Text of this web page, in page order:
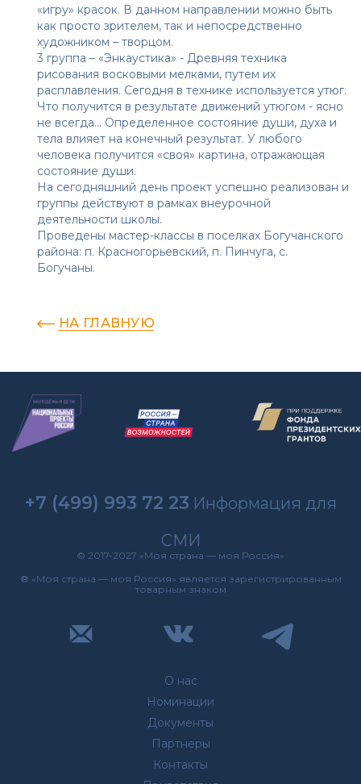
«игру» красок. В данном направлении можно быть
как просто зрителем, так и непосредственно
художником – творцом.
3 группа – «Энкаустика» - Древняя техника
рисования восковыми мелками, путем их
расплавления. Сегодня в технике используется утюг.
Что получится в результате движений утюгом - ясно
не всегда... Определенное состояние души, духа и
тела влияет на конечный результат. У любого
человека получится «своя» картина, отражающая
состояние души.
На сегодняшний день проект успешно реализован и
группы действуют в рамках внеурочной
деятельности школы.
Проведены мастер-классы в поселках Богучанского
района: п. Красногорьевский, п. Пинчуга, с.
Богучаны.
НА ГЛАВНУЮ
О нас
Номинации
Документы
Партнеры
Контакты
+7 (499) 993 72 23 Информация для
СМИ
© 2017-2027 «Моя страна — моя Россия»
® «Моя страна — моя Россия» является зарегистрированным
товарным знаком